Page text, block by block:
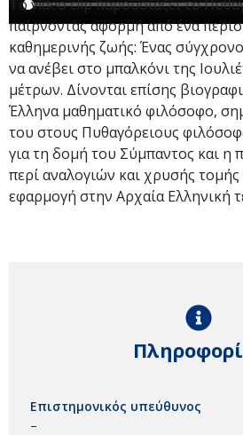
Το video clip παρουσιάζει το
παίρνοντας αφορμή από ένα
καθημερινής ζωής: Ένας
να ανέβει στο μπαλκόνι της
μέτρων. Δίνονται επίσης
Έλληνα μαθηματικό φιλόσοφο,
του στους Πυθαγόρειους
για τη δομή του Σύμπαντος και η
περί αναλογιών και χρυσής τομής
εφαρμογή στην Αρχαία Ελληνική
Επιστημονικός υπεύθυνος
–